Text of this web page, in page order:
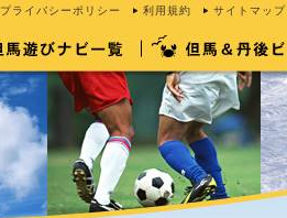
プライバシーポリシー 利用規約 サイトマップ